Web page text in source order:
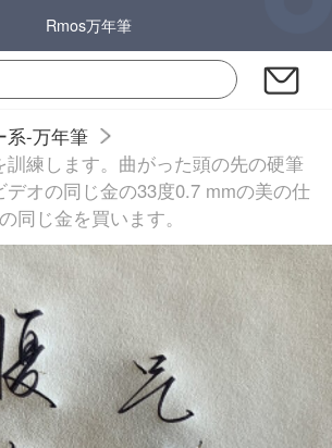
Rmos万年筆
系-万年筆
練します。曲がった頭の先の硬筆
オの同じ金の33度0.7 mmの美の仕
同じ金を買います。